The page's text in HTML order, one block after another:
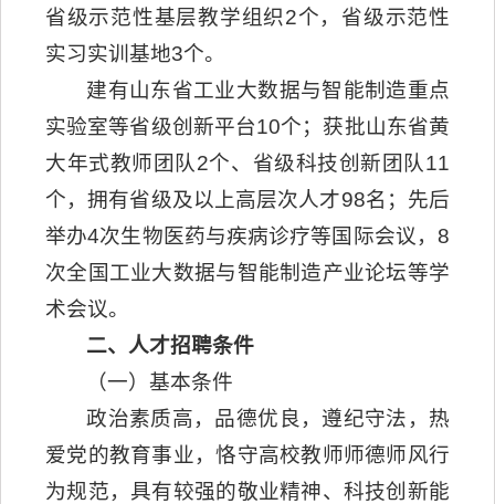
省级示范性基层教学组织2个，省级示范性
实习实训基地3个。
建有山东省工业大数据与智能制造重点
实验室等省级创新平台10个；获批山东省黄
大年式教师团队2个、省级科技创新团队11
个，拥有省级及以上高层次人才98名；先后
举办4次生物医药与疾病诊疗等国际会议，8
次全国工业大数据与智能制造产业论坛等学
术会议。
二、人才招聘条件
（一）基本条件
政治素质高，品德优良，遵纪守法，热
爱党的教育事业，恪守高校教师师德师风行
为规范，具有较强的敬业精神、科技创新能